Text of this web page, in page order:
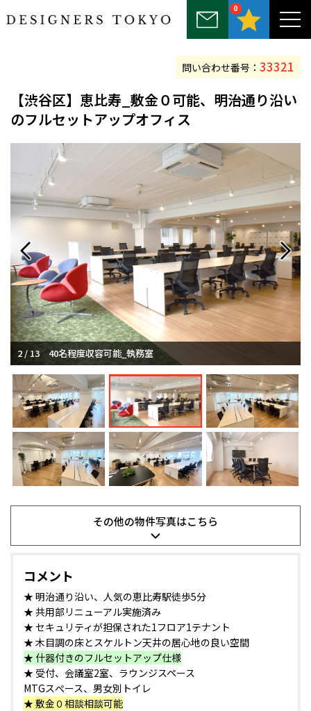
0
～25坪 25坪～50坪 50坪～75坪
75坪～100坪
【渋谷区】恵比寿_敷金０可能、明治通り沿い
のフルセットアップオフィス
問い合わせ番号： 33321
2 / 13 40名程度収容可能_執務室
3 / 13 敷金０相談可能で初期安_執務室
その他の物件写真はこちら
コメント
★ 明治通り沿い、人気の恵比寿駅徒歩5分
★ 共用部リニューアル実施済み
★ セキュリティが担保された1フロア1テナント
★ 木目調の床とスケルトン天井の居心地の良い空間
★ 什器付きのフルセットアップ仕様
★ 受付、会議室2室、ラウンジスペース
MTGスぺース、男女別トイレ
★ 敷金０相談相談可能